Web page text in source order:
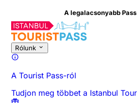
Pass árak!
Rólunk
A Tourist Pass-ról
Tudjon meg többet a Istanbul
A tevékenységről Áttekintés